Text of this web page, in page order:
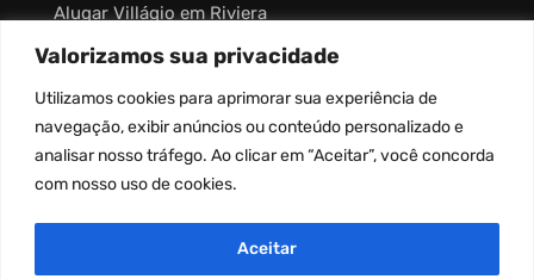
Valorizamos sua privacidade
Utilizamoscookies para aprimorar sua experiência de
navegação, exibir anúncios ou conteúdo personalizado e
analisar nosso tráfego. Ao clicar em “Aceitar”, você concorda
com nosso uso decookies.
Aceitar
Alugar Villágio em Riviera
Imóveis à Venda na Riviera
Outros Links
desenvolvido por: